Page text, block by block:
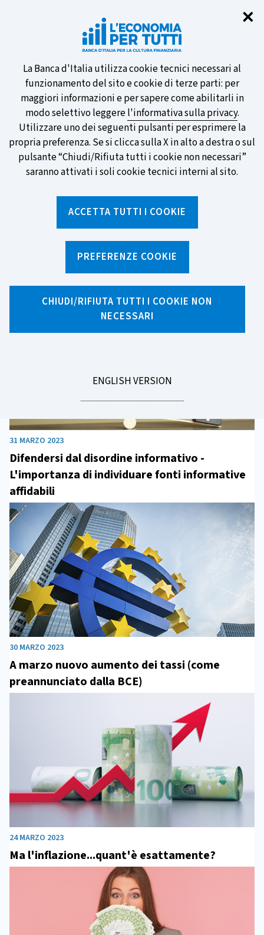
✕
Informativa
sui
cookie
La Banca d'Italia utilizza cookie tecnici necessari al
funzionamento del sito e cookie di terze parti: per
maggiori informazioni e per sapere come abilitarli in
modo selettivo leggerel'informativa sulla privacy.
Utilizzare uno dei seguenti pulsanti per esprimere la
propria preferenza. Se si clicca sulla X in alto a destra o sul
pulsante “Chiudi/Rifiuta tutti i cookie non necessari”
saranno attivati i soli cookie tecnici interni al sito.
ACCETTA TUTTI I COOKIE
PREFERENZE COOKIE
CHIUDI/RIFIUTA TUTTI I COOKIE NON
NECESSARI
GO
ENGLISH VERSION
Partecipa al sondaggio della BCE
sulle nuove banconote e vota la tua
preferita!
SCOPRI DI PIÙ
Archivio Notizie 2023
31 MARZO 2023
Difendersi dal disordine informativo -
L'importanza di individuare fonti informative
affidabili
30 MARZO 2023
A marzo nuovo aumento dei tassi (come
preannunciato dalla BCE)
24 MARZO 2023
Ma l'inflazione...quant'è esattamente?